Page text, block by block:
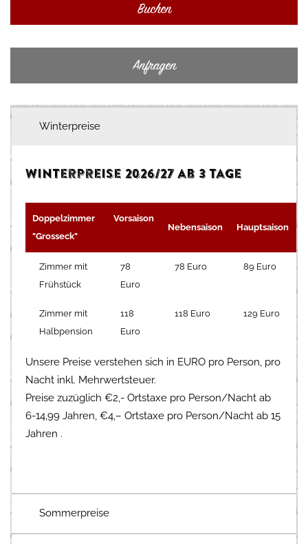
Buchen
Anfragen
Winterpreise
Winterpreise 2026/27 ab 3 Tage
Doppelzimmer
"Grosseck"
Vorsaison
Nebensaison
Hauptsaison
Zimmer mit
Frühstück
78
Euro
78 Euro 89 Euro
Zimmer mit
Halbpension
118
Euro
118 Euro 129 Euro
Unsere Preise verstehen sich in EURO pro Person, pro
Nacht inkl. Mehrwertsteuer.
Preise zuzüglich €2,- Ortstaxe pro Person/Nacht ab
6-14,99 Jahren, €4,– Ortstaxe pro Person/Nacht ab 15
Jahren .
Sommerpreise